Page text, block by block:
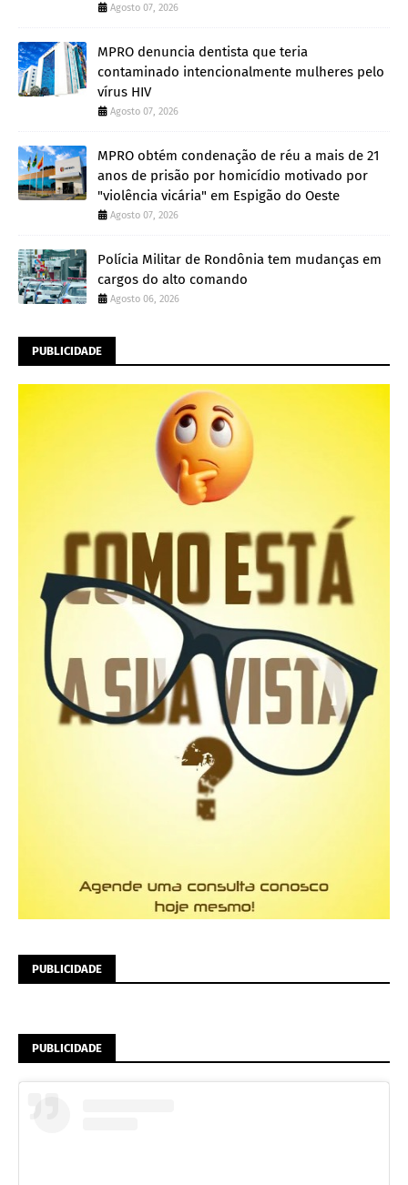
Agosto 07, 2026
MPRO denuncia dentista que teria
contaminado intencionalmente mulheres pelo
vírus HIV
Agosto 07, 2026
MPRO obtém condenação de réu a mais de 21
anos de prisão por homicídio motivado por
"violência vicária" em Espigão do Oeste
Agosto 07, 2026
Polícia Militar de Rondônia tem mudanças em
cargos do alto comando
Agosto 06, 2026
PUBLICIDADE
PUBLICIDADE
PUBLICIDADE